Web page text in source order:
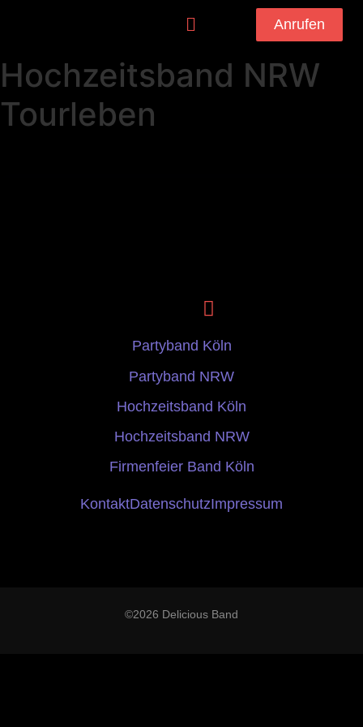
Anrufen
Hochzeitsband NRW
Tourleben
Partyband Köln
Partyband NRW
Hochzeitsband Köln
Hochzeitsband NRW
Firmenfeier Band Köln
KontaktDatenschutzImpressum
©2026 Delicious Band